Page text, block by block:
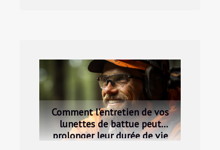
Comment l'entretien de vos
lunettes de battue peut
prolonger leur durée de vie